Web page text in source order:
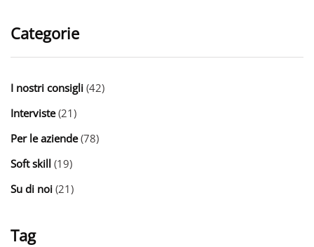
Categorie
I nostri consigli (42)
Interviste(21)
Per le aziende(78)
Soft skill (19)
Su di noi (21)
Tag